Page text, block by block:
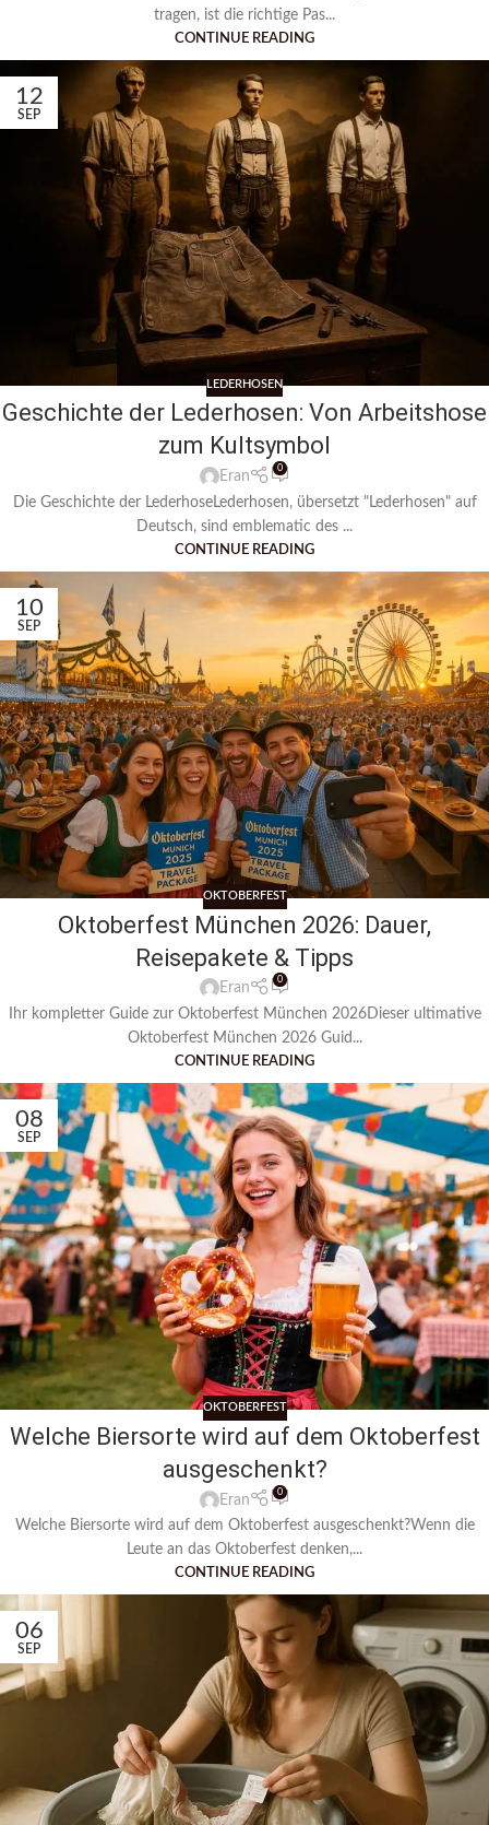
tragen, ist die richtige Pas...
CONTINUE READING
12
SEP
LEDERHOSEN
Geschichte der Lederhosen: Von Arbeitshose
zum Kultsymbol
Eran
0
Die Geschichte der LederhoseLederhosen, übersetzt "Lederhosen" auf
Deutsch, sind emblematic des ...
CONTINUE READING
10
SEP
OKTOBERFEST
Oktoberfest München 2026: Dauer,
Reisepakete & Tipps
Eran
0
Ihr kompletter Guide zur Oktoberfest München 2026Dieser ultimative
Oktoberfest München 2026 Guid...
CONTINUE READING
08
SEP
OKTOBERFEST
Welche Biersorte wird auf dem Oktoberfest
ausgeschenkt?
Eran
0
Welche Biersorte wird auf dem Oktoberfest ausgeschenkt?Wenn die
Leute an das Oktoberfest denken,...
CONTINUE READING
06
SEP